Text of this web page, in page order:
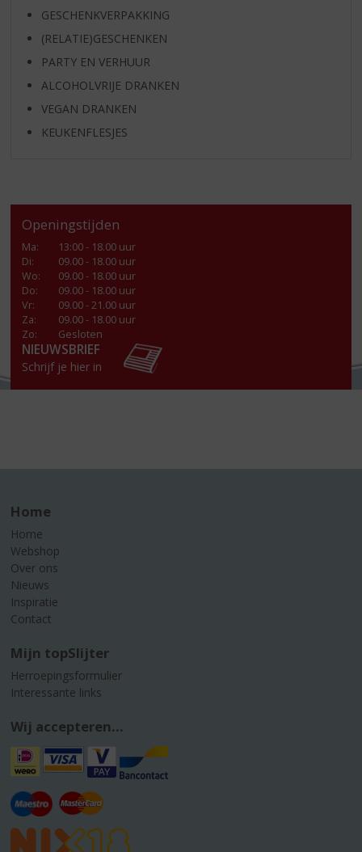
GESCHENKVERPAKKING
(RELATIE)GESCHENKEN
PARTY EN VERHUUR
ALCOHOLVRIJE DRANKEN
VEGAN DRANKEN
KEUKENFLESJES
Openingstijden
Ma:
13:00 - 18.00 uur
Di:
09.00 - 18.00 uur
Wo:
09.00 - 18.00 uur
Do:
09.00 - 18.00 uur
Vr:
09.00 - 21.00 uur
Za:
09.00 - 18.00 uur
Zo:
Gesloten
NIEUWSBRIEF
Schrijf je hier in
Home
Home
Webshop
Over ons
Nieuws
Inspiratie
Contact
Mijn topSlijter
Herroepingsformulier
Interessante links
Wij accepteren...